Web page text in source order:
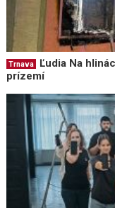
Trnava
Ľudia Na
prízemí